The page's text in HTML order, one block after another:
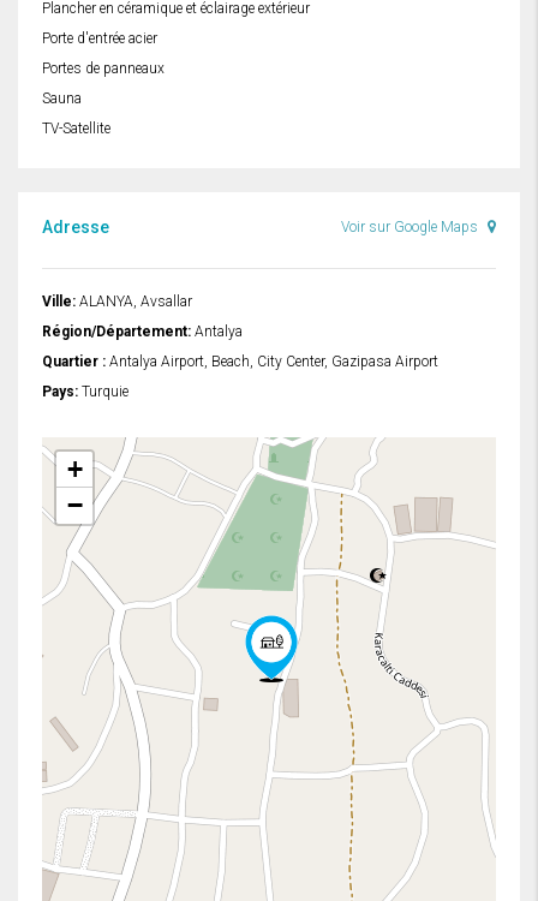
Plancher en céramique et éclairage extérieur
Porte d'entrée acier
Portes de panneaux
Sauna
TV-Satellite
Adresse Voir sur Google Maps
Ville: ALANYA, Avsallar
Région/Département: Antalya
Quartier : Antalya Airport, Beach, City Center, Gazipasa Airport
Pays: Turquie
+
−